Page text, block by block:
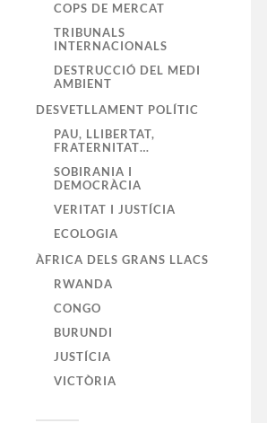
COPS DE MERCAT
TRIBUNALS
INTERNACIONALS
DESTRUCCIÓ DEL MEDI
AMBIENT
DESVETLLAMENT POLÍTIC
PAU, LLIBERTAT,
FRATERNITAT…
SOBIRANIA I
DEMOCRÀCIA
VERITAT I JUSTÍCIA
ECOLOGIA
ÀFRICA DELS GRANS LLACS
RWANDA
CONGO
BURUNDI
JUSTÍCIA
VICTÒRIA